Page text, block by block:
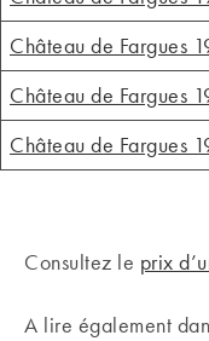
Château de Fargues
Château de Fargues
Château de Fargues
Consultez le prix
A lire également